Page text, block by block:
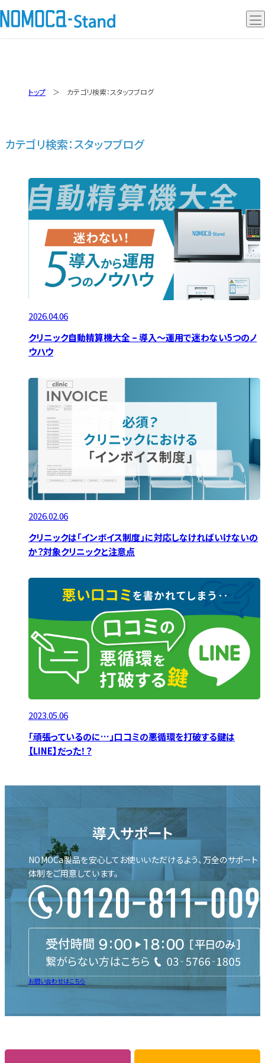
ノモカデスク
事例動画
Q&A
導入の流れ
セミナー情報
ノモカブログ
トップ カテゴリ検索：スタッフブログ
カテゴリ検索：スタッフブログ
2026.04.06
クリニック自動精算機大全 – 導入～運用で迷わない5つのノ
ウハウ
2026.02.06
クリニックは「インボイス制度」に対応しなければいけないの
か？対象クリニックと注意点
2023.05.06
「頑張っているのに…」口コミの悪循環を打破する鍵は
【LINE】だった！？
導入サポート
NOMOCa製品を安心して お使いいただけるよう、 万全のサポート
体制をご用意しています。
お問い合わせはこちら